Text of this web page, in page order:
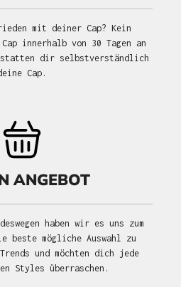
mit deiner Cap? Kein
innerhalb von 30 Tagen an
dir selbstverständlich
Cap.
ANGEBOT
haben wir es uns zum
mögliche Auswahl zu
und möchten dich jede
Styles überraschen.